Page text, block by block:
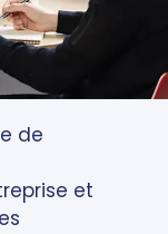
de
et